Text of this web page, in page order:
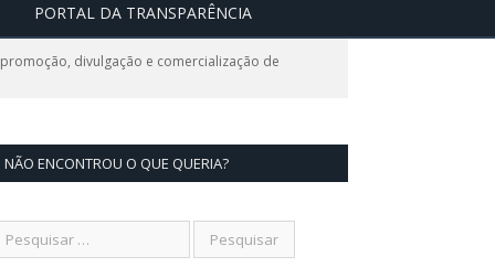
PORTAL DA TRANSPARÊNCIA
promoção, divulgação e comercialização de
NÃO ENCONTROU O QUE QUERIA?